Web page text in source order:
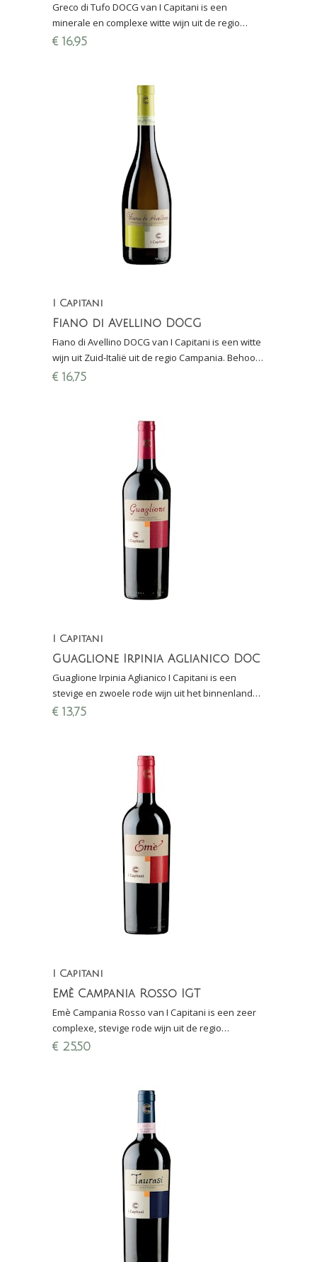
Greco di Tufo DOCG van I Capitani is een
minerale en complexe witte wijn uit de regio
Campania (Italië) en afkomstig van vulkanische
€ 16,95
I Capitani
Fiano di Avellino DOCG
Fiano di Avellino DOCG van I Capitani is een witte
wijn uit Zuid-Italië uit de regio Campania. Behoort
tot de beste wijnen uit achterland van Napoli.
€ 16,75
I Capitani
Guaglione Irpinia Aglianico DOC
Guaglione Irpinia Aglianico I Capitani is een
stevige en zwoele rode wijn uit het binnenland
van Campania - 8,5 in Grote Hamerma 2016
€ 13,75
I Capitani
Emè Campania Rosso IGT
Emè Campania Rosso van I Capitani is een zeer
complexe, stevige rode wijn uit de regio
Campania (Zuid-Italië). Emè betekent in het grieks
€ 25,50